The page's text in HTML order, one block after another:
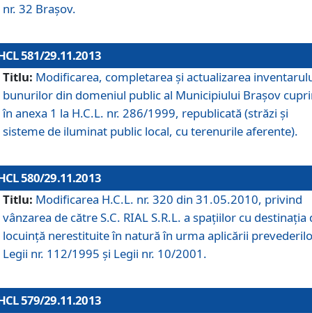
nr. 32 Braşov.
581/29.11.2013
Titlu: Modificarea, completarea şi actualizarea
bunurilor din domeniul public al Municipiului Braşov
în anexa 1 la H.C.L. nr. 286/1999, republicată (străzi şi
sisteme de iluminat public local, cu terenurile aferente).
580/29.11.2013
Titlu: Modificarea H.C.L. nr. 320 din 31.05.2010, privind
vânzarea de către S.C. RIAL S.R.L. a spaţiilor cu destinaţia
locuinţă nerestituite în natură în urma aplicării
Legii nr. 112/1995 şi Legii nr. 10/2001.
579/29.11.2013